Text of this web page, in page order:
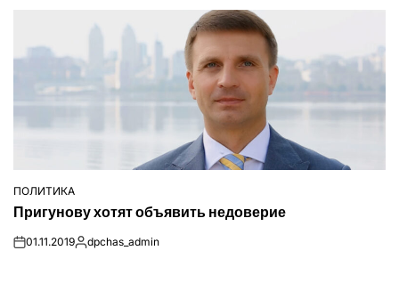
ОПУБЛІКУВАТИ
ПОЛИТИКА
Пригунову хотят объявить недоверие
on01.11.2019Опубліковано
dpchas_admin